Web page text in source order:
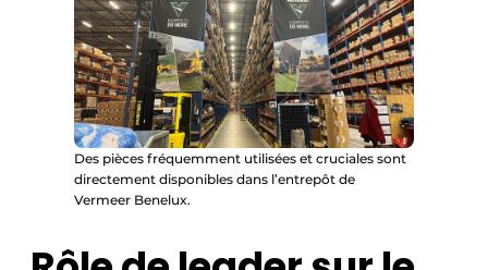
Des pièces fréquemment utilisées et cruciales sont
directement disponibles dans l’entrepôt de
Vermeer Benelux.